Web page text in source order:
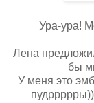
Ура-ура!
Лена
бы
У меня это